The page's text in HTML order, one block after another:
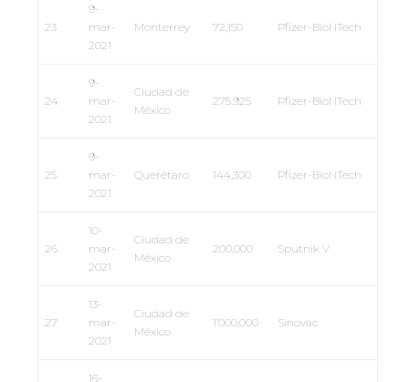
23
9-
mar-
2021
Monterrey 72,150 Pfizer-BioNTech
24
9-
mar-
2021
Ciudad de
México
275,925 Pfizer-BioNTech
25
9-
mar-
2021
Querétaro 144,300 Pfizer-BioNTech
26
10-
mar-
2021
Ciudad de
México
200,000 Sputnik V
27
13-
mar-
2021
Ciudad de
México
1’000,000 Sinovac
16-